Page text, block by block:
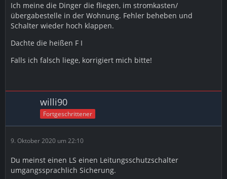
Ich meine die Dinger die fliegen, im stromkasten/
übergabestelle in der Wohnung. Fehler beheben und
Schalter wieder hoch klappen.
Dachte die heißen F I
Falls ich falsch liege, korrigiert mich bitte!
willi90
Fortgeschrittener
9. Oktober 2020 um 22:10
Du meinst einen LS einen Leitungsschutzschalter
umgangssprachlich Sicherung.